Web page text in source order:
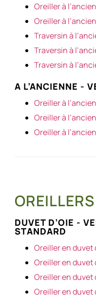
Oreiller à
Oreiller à
Traversin à
Traversin à
Traversin à
A L’ANCIENNE -
Oreiller à
Oreiller à
Oreiller à
DUVET D’OIE -
STANDARD
Oreiller en duvet
Oreiller en duvet
Oreiller en duvet
Oreiller en duvet